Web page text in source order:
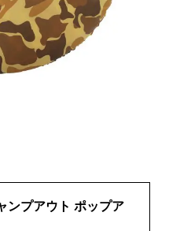
プアウト ポップア